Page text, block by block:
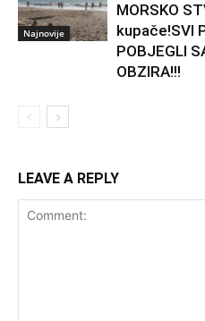
Najnovije
MORSKO
kupače!SVI
POBJEGLI
OBZIRA!!!
LEAVE A REPLY